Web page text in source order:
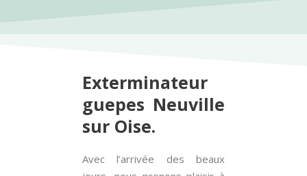
Exterminateur
guepes Neuville
sur Oise.
Avec l’arrivée des beaux